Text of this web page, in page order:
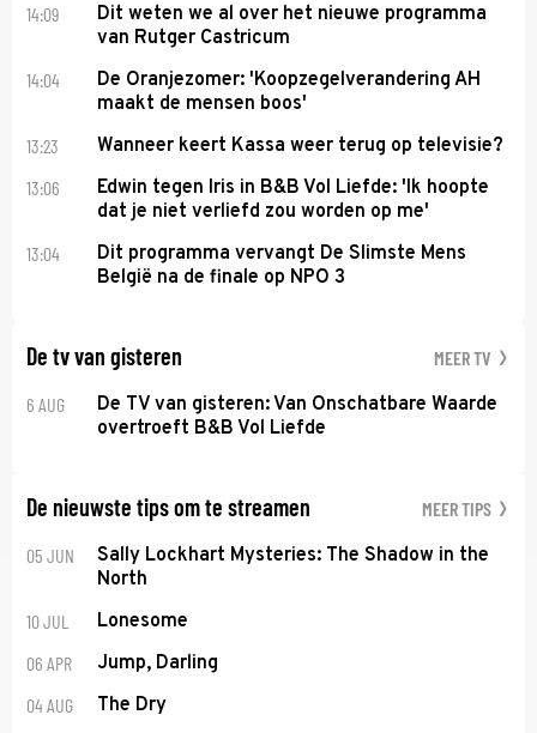
14:09
Dit weten we al over het nieuwe programma
van Rutger Castricum
14:04
De Oranjezomer: 'Koopzegelverandering AH
maakt de mensen boos'
13:23 Wanneer keert Kassa weer terug op televisie?
13:06
Edwin tegen Iris in B&B Vol Liefde: 'Ik hoopte
dat je niet verliefd zou worden op me'
13:04
Dit programma vervangt De Slimste Mens
België na de finale op NPO 3
De tv van gisteren MEER TV
6 AUG
De TV van gisteren: Van Onschatbare Waarde
overtroeft B&B Vol Liefde
De nieuwste tips om te streamen MEER TIPS
05 JUN
Sally Lockhart Mysteries: The Shadow in the
North
10 JUL Lonesome
06 APR Jump, Darling
04 AUG The Dry